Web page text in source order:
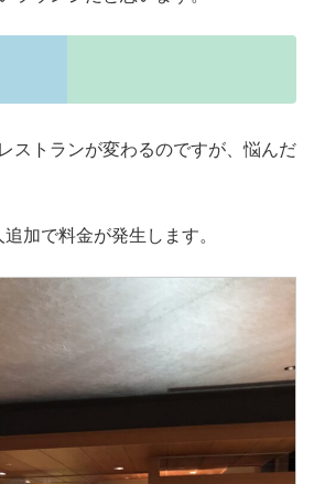
ストランが変わるのですが、悩んだ
加で料金が発生します。